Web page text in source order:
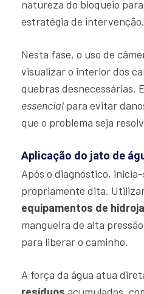
natureza do bloqueio
estratégia de intervenção.
Nesta fase, o uso de
visualizar o interior dos
quebras desnecessárias.
essencial para evitar
que o problema seja
Aplicação do jato de
Após o diagnóstico,
propriamente dita.
equipamentos de
mangueira de alta
para liberar o caminho.
A força da água atua